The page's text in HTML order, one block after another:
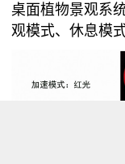
桌面植物景观系
观模式、休息模